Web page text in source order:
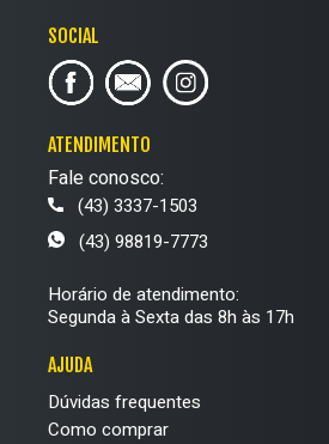
SOCIAL
ATENDIMENTO
Fale conosco:
(43) 3337-1503
(43) 98819-7773
Horário de atendimento:
Segunda à Sexta das 8h às 17h
AJUDA
Dúvidas frequentes
Como comprar